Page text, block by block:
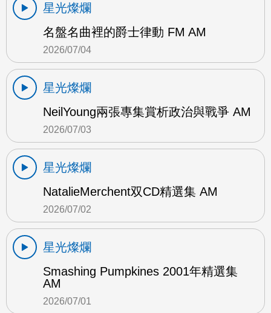
星光燦爛
名盤名曲裡的爵士律動 FM AM
2026/07/04
星光燦爛
NeilYoung兩張專集賞析政治與戰爭 AM
2026/07/03
星光燦爛
NatalieMerchent双CD精選集 AM
2026/07/02
星光燦爛
Smashing Pumpkines 2001年精選集
AM
2026/07/01